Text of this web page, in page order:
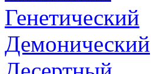
Генетический
Демонический